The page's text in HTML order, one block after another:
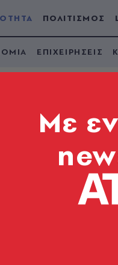
ΠΟΛΙΤΙΣΜΟΣ
ΕΠΙΧΕΙΡΗΣΕΙΣ
Τα
στην
των ΓΕΛ
Mε